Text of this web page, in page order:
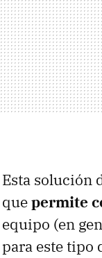
Esta solución
quepermite
equipo (en
para este tipo